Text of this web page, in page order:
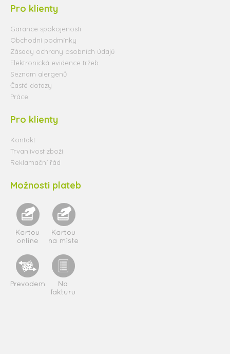
Pro klienty
Garance spokojenosti
Obchodní podmínky
Zásady ochrany osobních údajů
Elektronická evidence tržeb
Seznam alergenů
Časté dotazy
Práce
Pro klienty
Kontakt
Trvanlivost zboží
Reklamační řád
Možnosti plateb